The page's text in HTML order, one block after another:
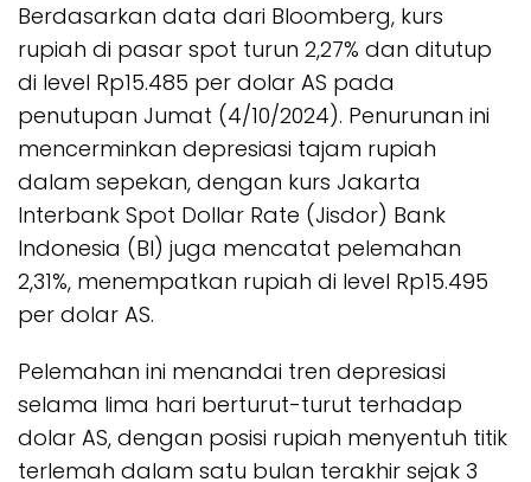
Berdasarkan data dari Bloomberg, kurs
rupiah di pasar spot turun 2,27% dan ditutup
di level Rp15.485 per dolar AS pada
penutupan Jumat (4/10/2024). Penurunan ini
mencerminkan depresiasi tajam rupiah
dalam sepekan, dengan kurs Jakarta
Interbank Spot Dollar Rate (Jisdor) Bank
Indonesia (BI) juga mencatat pelemahan
2,31%, menempatkan rupiah di level Rp15.495
per dolar AS.
Pelemahan ini menandai tren depresiasi
selama lima hari berturut-turut terhadap
dolar AS, dengan posisi rupiah menyentuh titik
terlemah dalam satu bulan terakhir sejak 3